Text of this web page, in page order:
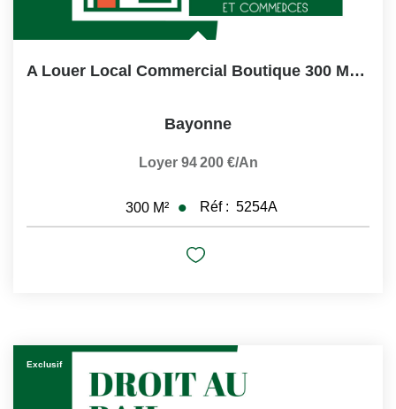
A Louer Local Commercial Boutique 300 M² BAYONNE Coeur...
Bayonne
Loyer 94 200 €/an
300 M² Réf : 5254A
Exclusif